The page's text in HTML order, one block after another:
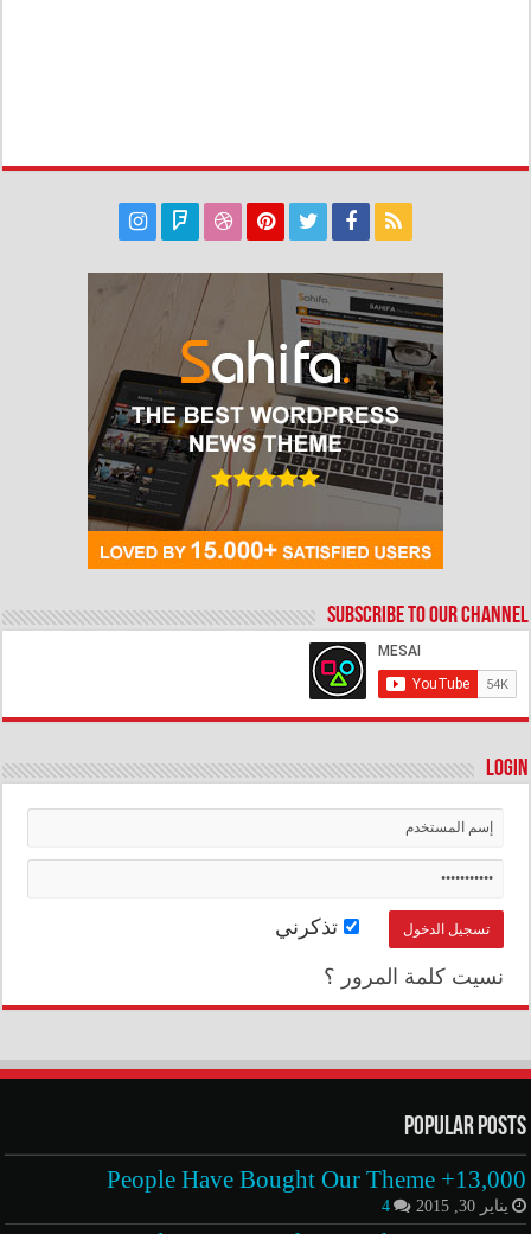
Subscribe to our Channel
Login
تذكرني
نسيت كلمة المرور ؟
Popular Posts
13,000+ People Have Bought Our Theme
يناير 30, 2015 4